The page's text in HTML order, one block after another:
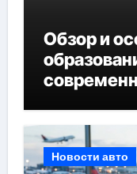
Обзор и
Новости авто